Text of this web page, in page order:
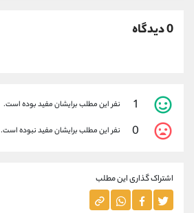
0 دیدگاه
1 نفر این مطلب برایشان مفید بوده است.
0 نفر این مطلب برایشان مفید نبوده است.
اشتراک گذاری این مطلب